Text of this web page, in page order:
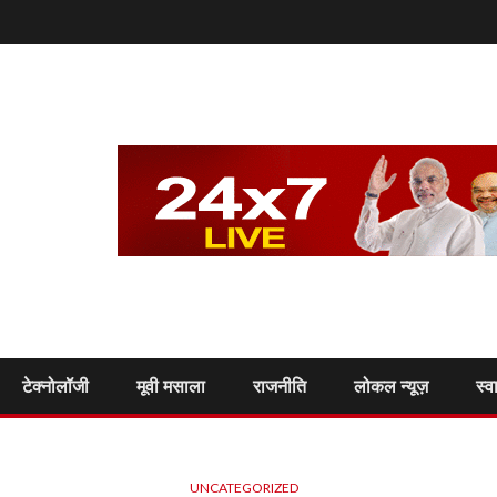
टेक्नोलॉजी मूवी मसाला राजनीति लोकल न्यूज़
UNCATEGORIZED